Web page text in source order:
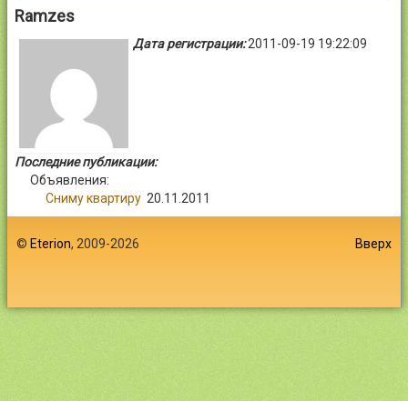
Контакты
Ramzes
Дата регистрации:2011-09-19 19:22:09
Последние публикации:
Объявления:
Сниму квартиру 20.11.2011
© Eterion, 2009-2026 Вверх